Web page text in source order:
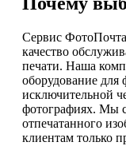
Сервис
качество
печати. Наша
оборудование для
исключительной
фотографиях. Мы
отпечатанного
клиентам только